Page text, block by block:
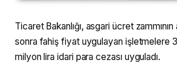
Ticaret Bakanlığı, asgari ücret zammının
sonra fahiş fiyat uygulayan işletmelere
milyon lira idari para cezası uyguladı.